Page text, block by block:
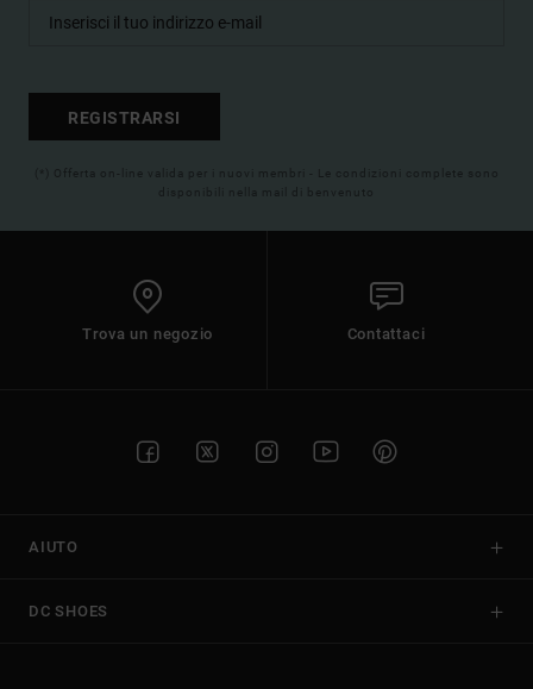
REGISTRARSI
(*) Offerta on-line valida per i nuovi membri - Le condizioni complete sono
disponibili nella mail di benvenuto
Trova un negozio Contattaci
AIUTO
DC SHOES